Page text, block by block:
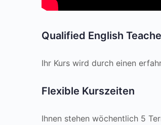
Qualified English
Ihr Kurs wird durch einen
Flexible Kurszeiten
Ihnen stehen wöchentlich 5